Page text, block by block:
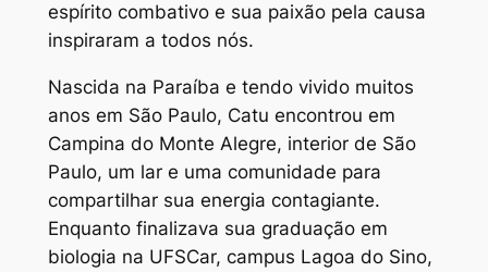
espírito combativo e sua paixão pela causa
inspiraram a todos nós.
Nascida na Paraíba e tendo vivido muitos
anos em São Paulo, Catu encontrou em
Campina do Monte Alegre, interior de São
Paulo, um lar e uma comunidade para
compartilhar sua energia contagiante.
Enquanto finalizava sua graduação em
biologia na UFSCar, campus Lagoa do Sino,